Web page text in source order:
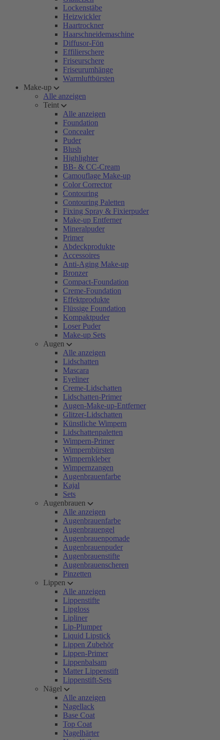
Lockenstäbe
Heizwickler
Haartrockner
Haarschneidemaschine
Diffusor-Fön
Effilierschere
Friseurschere
Friseurumhänge
Warmluftbürsten
Make-up
Alle anzeigen
Teint
Alle anzeigen
Foundation
Concealer
Puder
Blush
Highlighter
BB- & CC-Cream
Camouflage Make-up
Color Corrector
Contouring
Contouring Paletten
Fixing Spray & Fixierpuder
Make-up Entferner
Mineralpuder
Primer
Abdeckprodukte
Accessoires
Anti-Aging Make-up
Bronzer
Compact-Foundation
Creme-Foundation
Effektprodukte
Flüssige Foundation
Kompaktpuder
Loser Puder
Make-up Sets
Augen
Alle anzeigen
Lidschatten
Mascara
Eyeliner
Creme-Lidschatten
Lidschatten-Primer
Augen-Make-up-Entferner
Glitzer-Lidschatten
Künstliche Wimpern
Lidschattenpaletten
Wimpern-Primer
Wimpernbürsten
Wimpernkleber
Wimpernzangen
Augenbrauenfarbe
Kajal
Sets
Augenbrauen
Alle anzeigen
Augenbrauenfarbe
Augenbrauengel
Augenbrauenpomade
Augenbrauenpuder
Augenbrauenstifte
Augenbrauenscheren
Pinzetten
Lippen
Alle anzeigen
Lippenstifte
Lipgloss
Lipliner
Lip-Plumper
Liquid Lipstick
Lippen Zubehör
Lippen-Primer
Lippenbalsam
Matter Lippenstift
Lippenstift-Sets
Nägel
Alle anzeigen
Nagellack
Base Coat
Top Coat
Nagelhärter